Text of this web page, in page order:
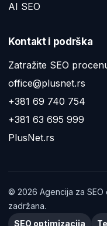
AI SEO
Kontakt i podrška
Zatražite SEO
office@plusnet.rs
+381 69 740 754
+381 63 695 999
PlusNet.rs
© 2026 Agencija za SEO
zadržana.
SEO optimizacija